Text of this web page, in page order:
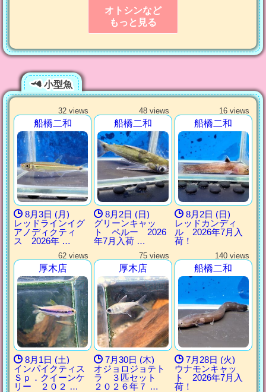
オトシンなど
もっと見る
小型魚
32 views
船橋二和
8月3日 (月)
レッドラインイグ
アノディクティ
ス 2026年 …
48 views
船橋二和
8月2日 (日)
グリーンキャッ
ト ペルー 2026
年7月入荷 …
16 views
船橋二和
8月2日 (日)
レッドカンディ
ル 2026年7月入
荷！
62 views
厚木店
8月1日 (土)
インパイクティス
Ｓｐ．クイーンケ
リー ２０２ …
75 views
厚木店
7月30日 (木)
オジョロジョテト
ラ ３匹セット
２０２６年７ …
140 views
船橋二和
7月28日 (火)
ウナモンキャッ
ト 2026年7月入
荷！